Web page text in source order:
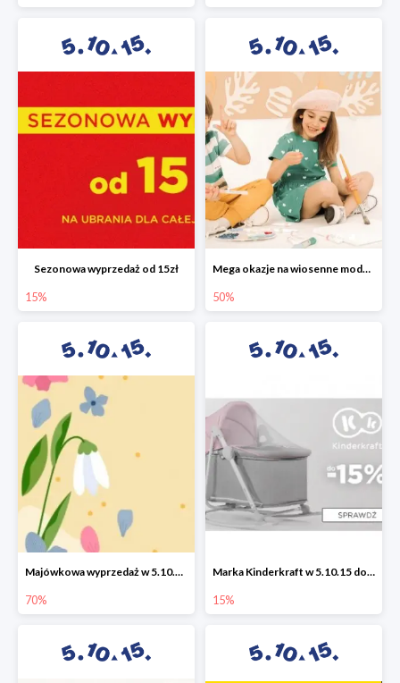
Sezonowa wyprzedaż od 15zł
15%
Mega okazje na wiosenne modele w 5.10.15 do -50%
50%
Majówkowa wyprzedaż w 5.10.15 do -70%
70%
Marka Kinderkraft w 5.10.15 do -15%
15%